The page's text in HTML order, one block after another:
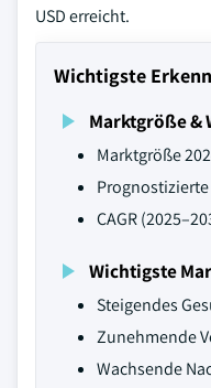
USD erreicht.
Wichtigste
Marktgröße &
Marktgröße
Prognostizierte
CAGR
Wichtigste
Steigendes
Zunehmende
Wachsende